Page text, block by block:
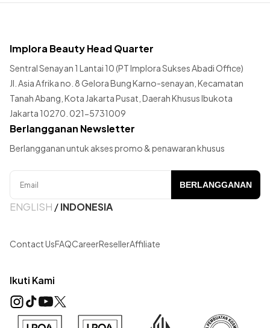
Implora Beauty Head Quarter
Sentral Senayan 1 Lantai 10 (PT Implora Sukses Abadi Office)
Jl. Asia Afrika no. 8 Gelora Bung Karno-senayan, Kecamatan
Tanah Abang, Kota Jakarta Pusat, Daerah Khusus Ibukota
Jakarta 10270. 021-5731009
Berlangganan Newsletter
Berlangganan untuk akses promo & penawaran khusus
BERLANGGANAN
ENGLISH /INDONESIA
Contact UsFAQCareerResellerAffiliate
Ikuti Kami